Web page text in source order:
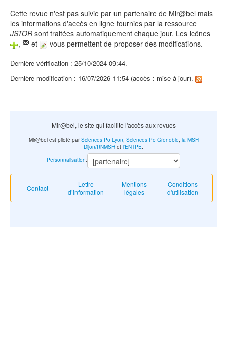
Cette revue n'est pas suivie par un partenaire de Mir@bel mais
les informations d'accès en ligne fournies par la ressource
JSTOR sont traitées automatiquement chaque jour. Les icônes
,
et vous permettent de proposer des modifications.
Dernière vérification : 25/10/2024 09:44.
Dernière modification : 16/07/2026 11:54 (accès : mise à jour).
Mir@bel, le site qui facilite l'accès aux revues
Contact
Lettre
d’information
Mentions
légales
Conditions
d'utilisation
Mir@bel est piloté parSciences Po Lyon Sciences Po Grenoble, la MSH
Dijon/RNMSH et l'ENTPE
Personnalisation: